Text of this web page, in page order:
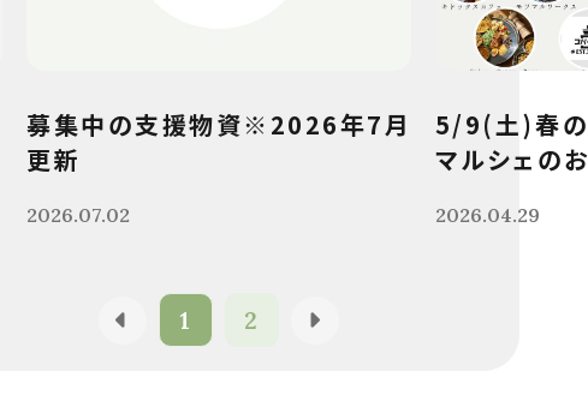
募集中の支援物資※2026年7月
更新
2026.07.02
5/9(土)春の
マルシェの
2026.04.29
1 2